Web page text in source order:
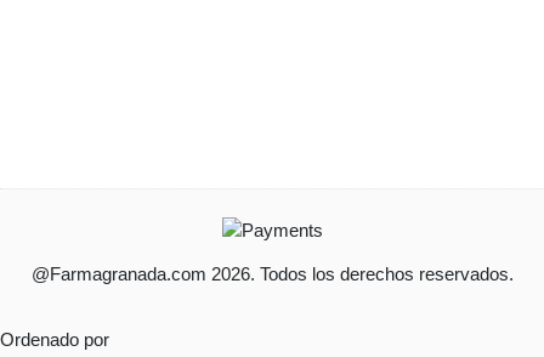
@Farmagranada.com 2026. Todos los derechos reservados.
Ordenado por